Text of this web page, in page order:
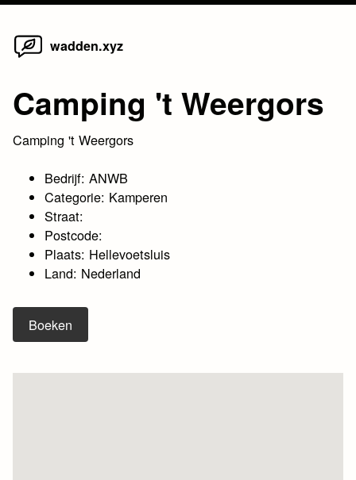
Skip
wadden.xyz
Camping 't Weergors
Camping 't Weergors
Bedrijf: ANWB
Categorie: Kamperen
Straat:
Postcode:
Plaats: Hellevoetsluis
Land: Nederland
Boeken